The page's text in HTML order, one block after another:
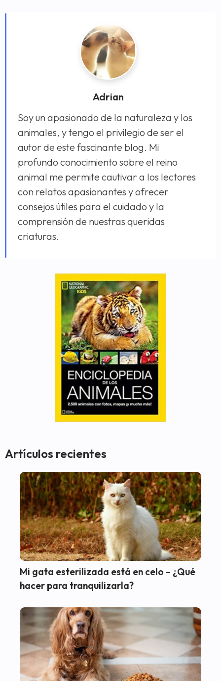
Adrian
Soy un apasionado de la naturaleza y los
animales, y tengo el privilegio de ser el
autor de este fascinante blog. Mi
profundo conocimiento sobre el reino
animal me permite cautivar a los lectores
con relatos apasionantes y ofrecer
consejos útiles para el cuidado y la
comprensión de nuestras queridas
criaturas.
Artículos recientes
Mi gata esterilizada está en celo – ¿Qué
hacer para tranquilizarla?